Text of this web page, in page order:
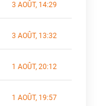
3 AOÛT, 14:29
3 AOÛT, 13:32
1 AOÛT, 20:12
1 AOÛT, 19:57